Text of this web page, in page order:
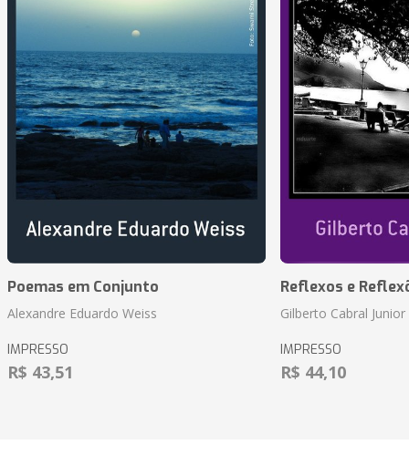
Poemas em Conjunto
Alexandre Eduardo Weiss
IMPRESSO
R$ 43,51
Reflexos e
Gilberto Cabral Junior
IMPRESSO
R$ 44,10